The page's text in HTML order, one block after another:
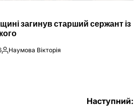
загинув старший сержант із
Опубліковано
Наумова Вікторія
Наступний: